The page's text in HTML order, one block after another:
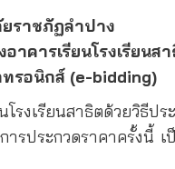
ราชภัฏลําปาง
าคารเรียนโรงเรียนส
รอนิกส์ (e-bidding)
รงเรียนสาธิตด้วยวิธีป
รประกวดราคาครั้งนี้